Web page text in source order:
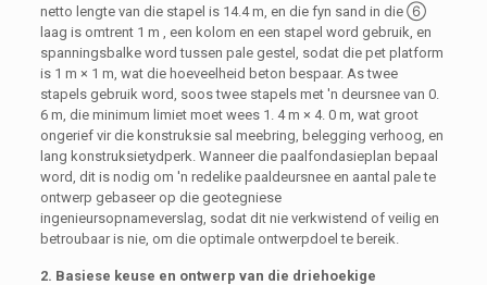
netto lengte van die stapel is 14.4 m, en die fyn sand in die ⑥
laag is omtrent 1 m , een kolom en een stapel word gebruik, en
spanningsbalke word tussen pale gestel, sodat die pet platform
is 1 m × 1 m, wat die hoeveelheid beton bespaar. As twee
stapels gebruik word, soos twee stapels met 'n deursnee van 0.
6 m, die minimum limiet moet wees 1. 4 m × 4. 0 m, wat groot
ongerief vir die konstruksie sal meebring, belegging verhoog, en
lang konstruksietydperk. Wanneer die paalfondasieplan bepaal
word, dit is nodig om 'n redelike paaldeursnee en aantal pale te
ontwerp gebaseer op die geotegniese
ingenieursopnameverslag, sodat dit nie verkwistend of veilig en
betroubaar is nie, om die optimale ontwerpdoel te bereik.
2. Basiese keuse en ontwerp van die driehoekige